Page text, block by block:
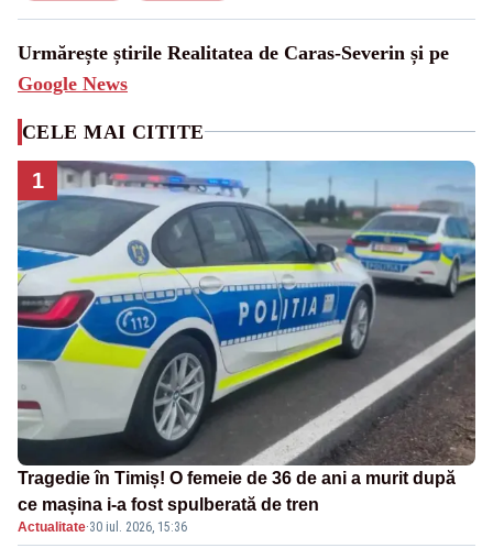
Urmărește știrile Realitatea de Caras-Severin și pe
Google News
CELE MAI CITITE
1
Tragedie în Timiș! O femeie de 36 de ani a murit după
ce mașina i-a fost spulberată de tren
Actualitate·30 iul. 2026, 15:36